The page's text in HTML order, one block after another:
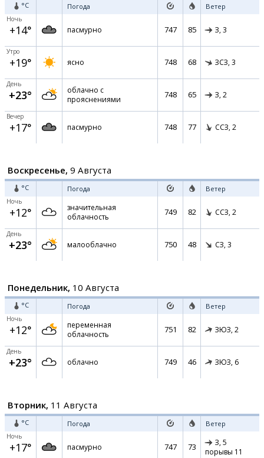
°C Погода Ветер
Ночь
+14° пасмурно 747 85 З, 3
Утро
+19° ясно 748 68 ЗСЗ, 3
День
+23°
облачно с
прояснениями
748 65 З, 2
Вечер
+17° пасмурно 748 77 ССЗ, 2
Воскресенье, 9 Августа
°C Погода Ветер
Ночь
+12°
значительная
облачность
749 82 ССЗ, 2
День
+23° малооблачно 750 48 СЗ, 3
Понедельник, 10 Августа
°C Погода Ветер
Ночь
+12°
переменная
облачность
751 82 ЗЮЗ, 2
День
+23° облачно 749 46 ЗЮЗ, 6
Вторник, 11 Августа
°C Погода Ветер
Ночь
+17° пасмурно 747 73 З, 5
порывы 11